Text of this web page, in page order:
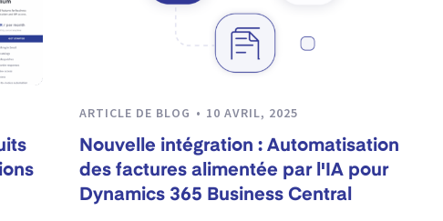
ARTICLE DE BLOG 10 AVRIL, 2025
Nouvelle intégration : Automatisation
des factures alimentée par l'IA pour
Dynamics 365 Business Central